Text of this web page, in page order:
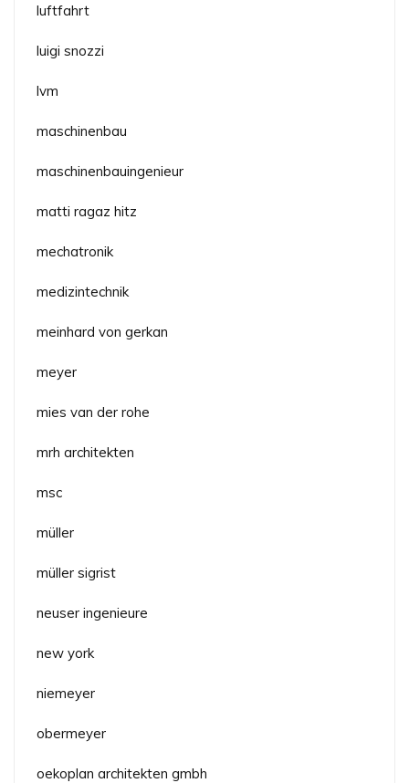
luftfahrt
luigi snozzi
lvm
maschinenbau
maschinenbauingenieur
matti ragaz hitz
mechatronik
medizintechnik
meinhard von gerkan
meyer
mies van der rohe
mrh architekten
msc
müller
müller sigrist
neuser ingenieure
new york
niemeyer
obermeyer
oekoplan architekten gmbh